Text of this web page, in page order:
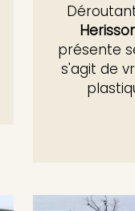
présente
s'agit de